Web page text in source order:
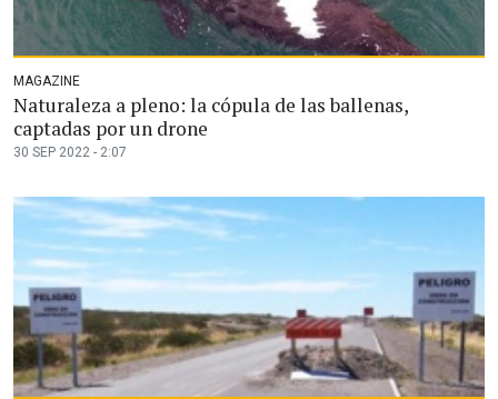
MAGAZINE
Naturaleza a pleno: la cópula de las ballenas,
captadas por un drone
30 SEP 2022 - 2:07